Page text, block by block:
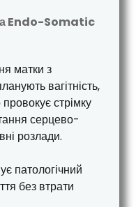
Endo-Somatic
матки з
вагітність,
стрімку
серцево-
розлади.
патологічний
без втрати